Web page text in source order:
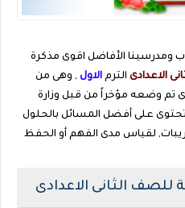
ومدرسينا الأفاضل اقوى مذكرة
الاعدادىالترمالاول, وهى من
تم وضعه مؤخراً من قبل وزارة
لعام 2024, حيث تحتوى على أفضل المسائل بالحلول
لقياس مدى الفهم أو الحفظ
الثانى الاعدادى